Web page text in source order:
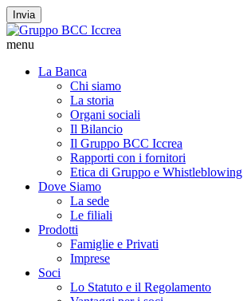
Invia
menu
La Banca
Chi siamo
La storia
Organi sociali
Il Bilancio
Il Gruppo BCC Iccrea
Rapporti con i fornitori
Etica di Gruppo e Whistleblowing
Dove Siamo
La sede
Le filiali
Prodotti
Famiglie e Privati
Imprese
Soci
Lo Statuto e il Regolamento